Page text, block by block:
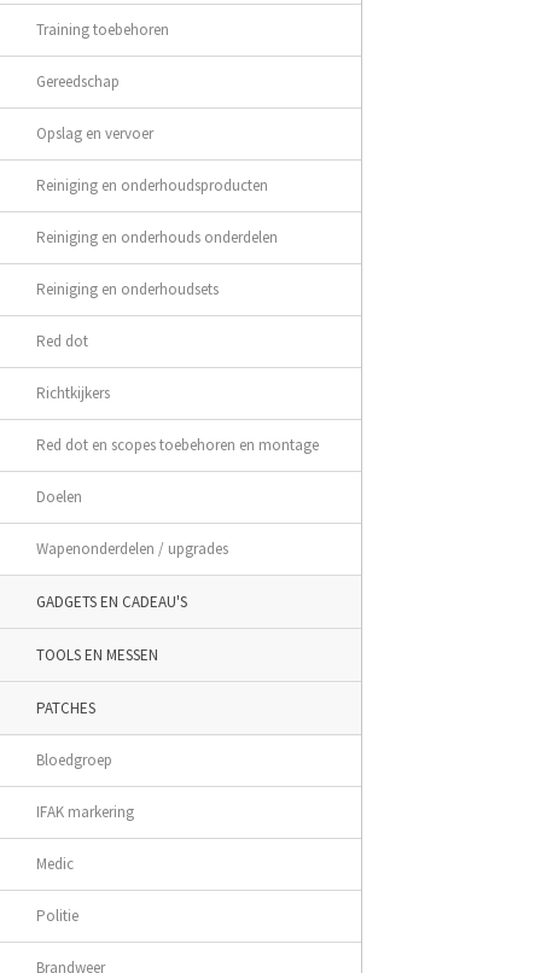
Training toebehoren
Gereedschap
Opslag en vervoer
Reiniging en onderhoudsproducten
Reiniging en onderhouds onderdelen
Reiniging en onderhoudsets
Red dot
Richtkijkers
Red dot en scopes toebehoren en montage
Doelen
Wapenonderdelen / upgrades
GADGETS EN CADEAU'S
TOOLS EN MESSEN
PATCHES
Bloedgroep
IFAK markering
Medic
Politie
Brandweer